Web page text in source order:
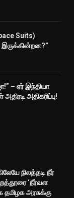
Suits)
– ஏர் இந்தியா
அதிகரிப்பு!
நிலத்தடி நீர்
‘நீர்வள
அரசுக்கு